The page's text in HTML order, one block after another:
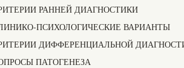
РАННЕЙ ДИАГНОСТИКИ
ПСИХОЛОГИЧЕСКИЕ ВАРИАНТЫ
ДИФФЕРЕНЦИАЛЬНОЙ
ПАТОГЕНЕЗА